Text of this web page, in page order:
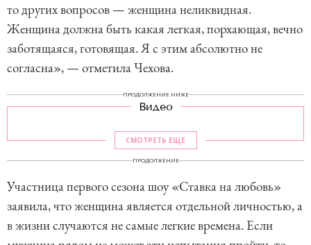
то других вопросов — женщина неликвидная.
Женщина должна быть какая легкая, порхающая, вечно
заботящаяся, готовящая. Я с этим абсолютно не
согласна», — отметила Чехова.
ПРОДОЛЖЕНИЕ НИЖЕ
Видео
СМОТРЕТЬ ЕЩЕ
ПРОДОЛЖЕНИЕ
Участница первого сезона шоу «Ставка на любовь»
заявила, что женщина является отдельной личностью, а
в жизни случаются не самые легкие времена. Если